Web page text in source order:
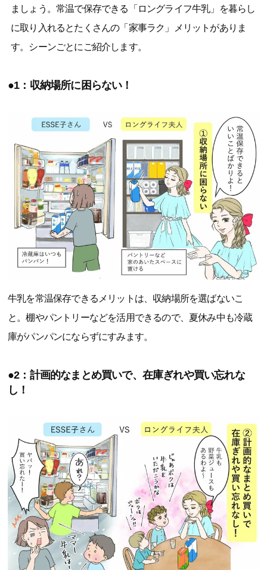
ましょう。常温で保存できる「ロングライフ牛乳」を暮らし
に取り入れるとたくさんの「家事ラク」メリットがありま
す。シーンごとにご紹介します。
●1：収納場所に困らない！
牛乳を常温保存できるメリットは、収納場所を選ばないこ
と。棚やパントリーなどを活用できるので、夏休み中も冷蔵
庫がパンパンにならずにすみます。
●2：計画的なまとめ買いで、在庫ぎれや買い忘れな
し！